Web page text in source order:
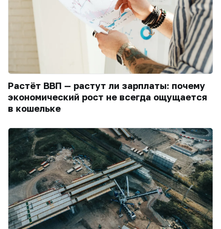
Растёт ВВП — растут ли зарплаты: почему
экономический рост не всегда ощущается
в кошельке